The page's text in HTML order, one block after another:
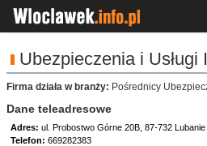
Ubezpieczenia i Usługi
Firma działa w branży: Pośrednicy
Dane teleadresowe
Adres: ul. Probostwo Górne 20B, 87-732 Lubanie
Telefon: 669282383